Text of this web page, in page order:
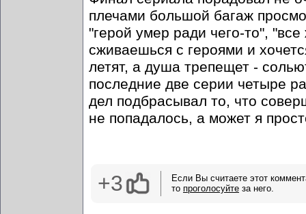
плечами большой багаж
"герой умер ради чего-то",
сживаешься с героями и
летят, а душа трепещет -
последние две серии четыре
дел подбрасывал то, что
не попадалось, а может я
+3
Если Вы считаете этот
то проголосуйте за него.